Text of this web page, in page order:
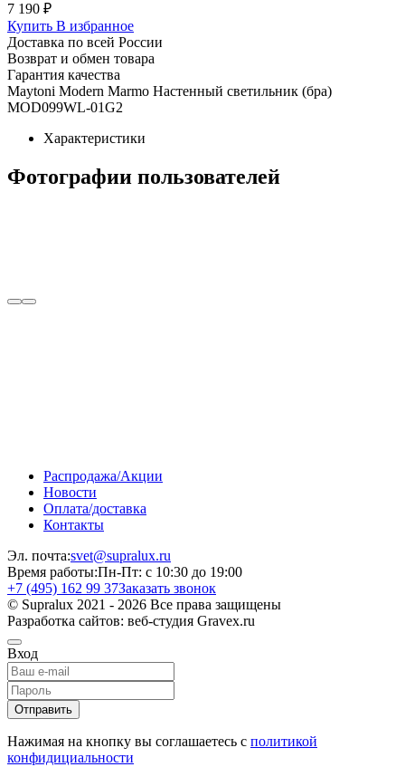
7 190 ₽
Купить В избранное
Доставка по всей России
Возврат и обмен товара
Гарантия качества
Maytoni Modern Marmo Настенный светильник (бра)
MOD099WL-01G2
Характеристики
Фотографии пользователей
Распродажа/Акции
Новости
Оплата/доставка
Контакты
Эл. почта:svet@supralux.ru
Время работы:Пн-Пт: с 10:30 до 19:00
+7 (495) 162 99 37Заказать звонок
© Supralux 2021 - 2026 Все права защищены
Разработка сайтов: веб-студия Gravex.ru
Вход
Отправить
Нажимая на кнопку вы соглашаетесь с политикой
конфидициальности